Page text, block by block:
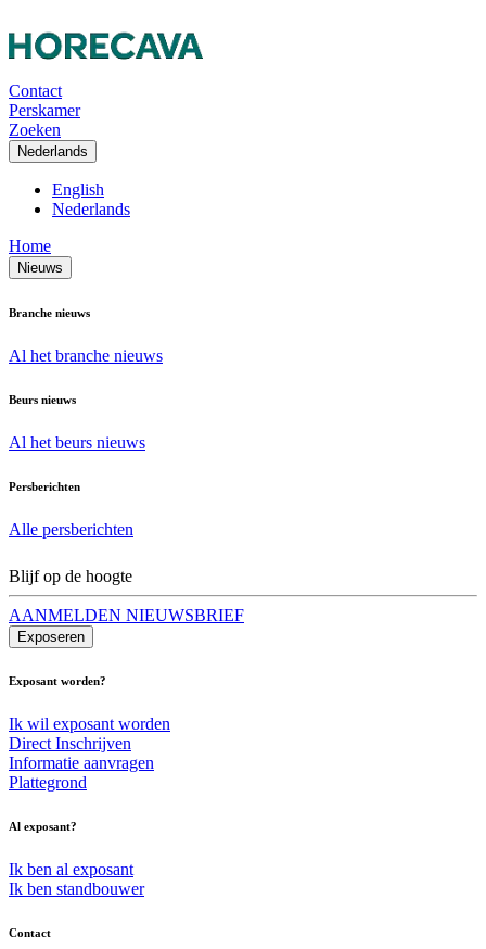
Contact
Perskamer
Zoeken
Nederlands
English
Nederlands
Home
Nieuws
Branche nieuws
Al het branche nieuws
Beurs nieuws
Al het beurs nieuws
Persberichten
Alle persberichten
Blijf op de hoogte
AANMELDEN NIEUWSBRIEF
Exposeren
Exposant worden?
Ik wil exposant worden
Direct Inschrijven
Informatie aanvragen
Plattegrond
Al exposant?
Ik ben al exposant
Ik ben standbouwer
Contact